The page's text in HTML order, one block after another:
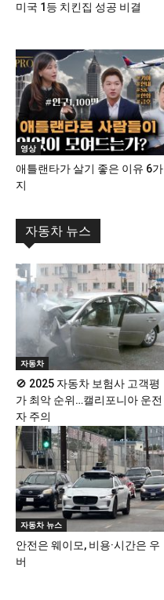
미국 1등 치킨집 성공 비결
영상
애틀랜타가 살기 좋은 이유 6가
지
자동차 뉴스
자동차
🚫 2025 자동차 보험사 고객평
가 최악 순위…캘리포니아 운전
자 주의
자동차 뉴스
안전은 웨이모, 비용·시간은 우
버